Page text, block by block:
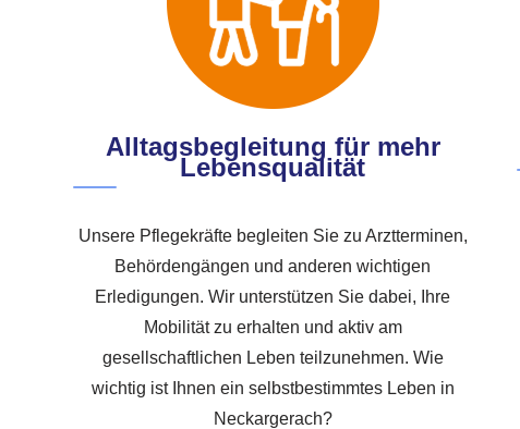
Alltagsbegleitung für mehr
Lebensqualität
Unsere Pflegekräfte begleiten Sie zu Arztterminen,
Behördengängen und anderen wichtigen
Erledigungen. Wir unterstützen Sie dabei, Ihre
Mobilität zu erhalten und aktiv am
gesellschaftlichen Leben teilzunehmen. Wie
wichtig ist Ihnen ein selbstbestimmtes Leben in
Neckargerach?